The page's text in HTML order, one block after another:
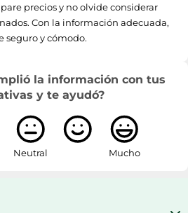
precios y no olvide considerar
Con la información adecuada,
seguro y cómodo.
la información con tus
y te ayudó?
Neutral Mucho